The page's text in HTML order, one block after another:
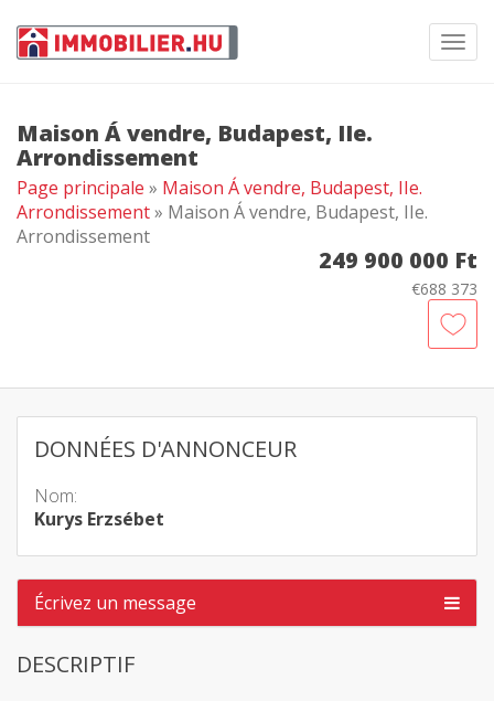
Maison Á vendre, Budapest, IIe.
Arrondissement
Page principale » Maison Á vendre, Budapest, IIe.
Arrondissement» Maison Á vendre, Budapest, IIe.
Arrondissement
249 900 000 Ft
€688 373
DONNÉES D'ANNONCEUR
Nom:
Kurys Erzsébet
Écrivez un message
DESCRIPTIF